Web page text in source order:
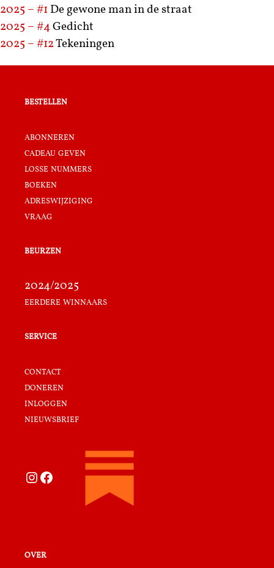
2025 – #1 De gewone man in de straat
2025 – #4 Gedicht
2025 – #12 Tekeningen
bestellen
abonneren
cadeau geven
losse nummers
boeken
adreswijziging
vraag
beurzen
2024/2025
eerdere winnaars
service
contact
doneren
inloggen
nieuwsbrief
Instagram Facebook
over